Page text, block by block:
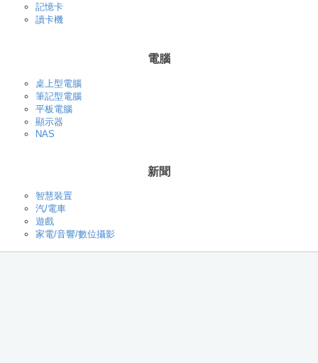
記憶卡
讀卡機
電腦
桌上型電腦
筆記型電腦
平板電腦
顯示器
NAS
新聞
智慧裝置
汽/電車
遊戲
家電/音響/數位攝影